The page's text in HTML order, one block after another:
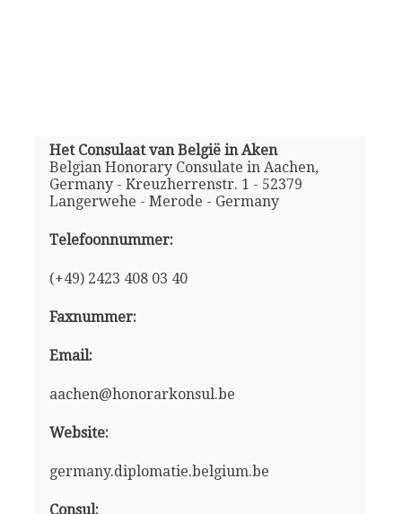
Het Consulaat van België in Aken
Belgian Honorary Consulate in Aachen,
Germany - Kreuzherrenstr. 1 - 52379
Langerwehe - Merode - Germany
Telefoonnummer:
(+49) 2423 408 03 40
Faxnummer:
Email:
aachen@honorarkonsul.be
Website:
germany.diplomatie.belgium.be
Consul: